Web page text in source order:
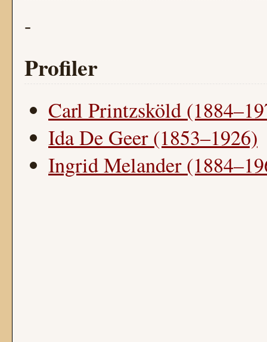
-
Profiler
Carl Printzsköld
Ida De Geer (1853–1926)
Ingrid Melander